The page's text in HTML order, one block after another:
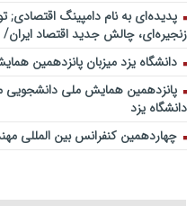
پدیده‌ای به نام دامپینگ
زنجیره‌ای، چالش جدید اقتصاد
دانشگاه یزد میزبان پانزدهمین
دانشگاه یزد
چهاردهمین کنفرانس بین المللی مهندسی